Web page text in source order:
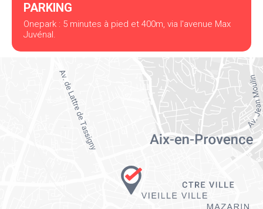
PARKING
Onepark : 5 minutes à pied et 400m, via l'avenue Max
Juvénal.